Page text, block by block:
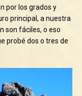
por los grados y
principal, a nuestra
son fáciles, o eso
probé dos o tres de